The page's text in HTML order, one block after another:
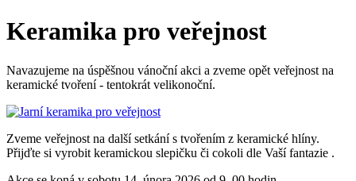
Keramika pro veřejnost
Navazujeme na úspěšnou vánoční akci a zveme opět veřejnost na
keramické tvoření - tentokrát velikonoční.
Zveme veřejnost na další setkání s tvořením z keramické hlíny.
Přijďte si vyrobit keramickou slepičku či cokoli dle Vaší fantazie .